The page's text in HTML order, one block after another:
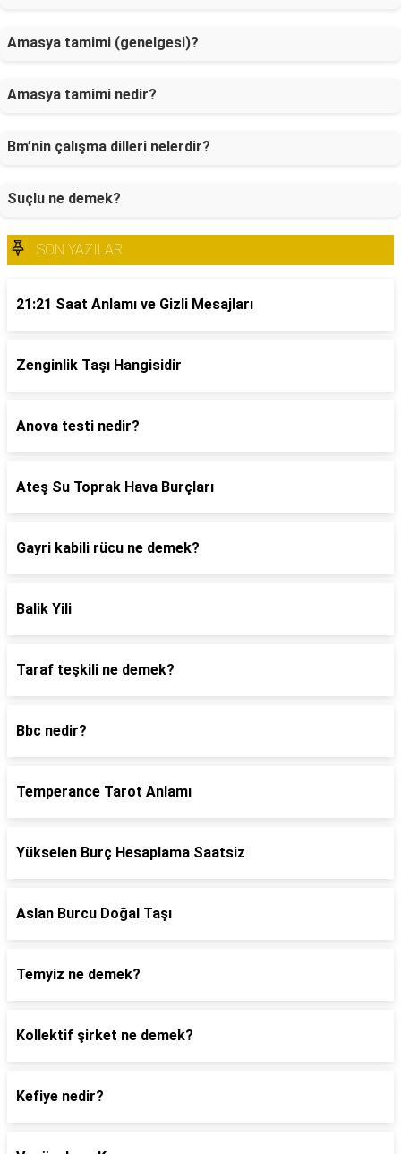
Amasya tamimi (genelgesi)?
Amasya tamimi nedir?
Bm’nin çalışma dilleri nelerdir?
Suçlu ne demek?
SON YAZILAR
21:21 Saat Anlamı ve Gizli Mesajları
Zenginlik Taşı Hangisidir
Anova testi nedir?
Ateş Su Toprak Hava Burçları
Gayri kabili rücu ne demek?
Balik Yili
Taraf teşkili ne demek?
Bbc nedir?
Temperance Tarot Anlamı
Yükselen Burç Hesaplama Saatsiz
Aslan Burcu Doğal Taşı
Temyiz ne demek?
Kollektif şirket ne demek?
Kefiye nedir?